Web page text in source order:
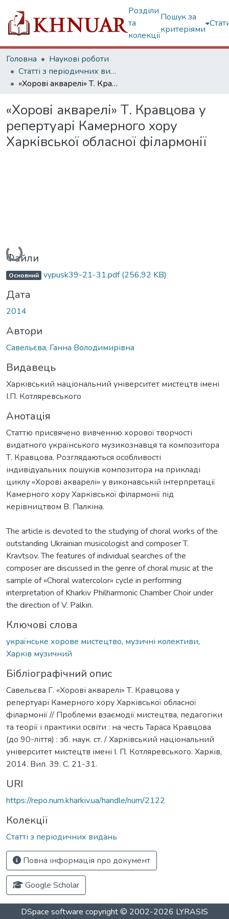
Розділи
та
колекції
Пошук за
критеріями
Головна
Наукові роботи
Статті з періодичних видань
«Хорові акварелі» Т. Кравцова у репертуарі Камерного хору Харківської обласної філармонії
«Хорові акварелі» Т. Кравцова у
репертуарі Камерного хору
Харківської обласної філармонії
Вантажиться...
Файли
Основний vypusk39-21-31.pdf(256,92 KB)
Дата
2014
Автори
Савельєва, Ганна Володимирівна
Видавець
Харківський національний університет мистецтв імені
І.П. Котляревського
Анотація
Статтю присвячено вивченню хорової творчості
видатного українського музикознавця та композитора
Т. Кравцова. Розглядаються особливості
індивідуальних пошуків композитора на прикладі
циклу «Хорові акварелі» у виконавській інтерпретації
Камерного хору Харківської філармонії під
керівництвом В. Палкіна.
The article is devoted to the studying of choral works of the
outstanding Ukrainian musicologist and composer T.
Kravtsov. The features of individual searches of the
composer are discussed in the genre of choral music at the
sample of «Choral watercolor» cycle in performing
interpretation of Kharkiv Philharmonic Chamber Choir under
the direction of V. Palkin.
Ключові слова
українське хорове мистецтво, музичні колективи,
Харків музичний
Бібліографічний опис
Савельєва Г. «Хорові акварелі» Т. Кравцова у
репертуарі Камерного хору Харківської обласної
філармонії // Проблеми взаємодії мистецтва, педагогіки
та теорії і практики освіти : на честь Тараса Кравцова
(до 90-ліття) : зб. наук. ст. / Харківський національний
університет мистецтв імені І. П. Котляревського. Харків,
2014. Вип. 39. С. 21-31.
URI
https://repo.num.kharkiv.ua/handle/num/2122
Колекції
Статті з періодичних видань
Повна інформація про документ
Google Scholar
DSpace software copyright © 2002-2026 LYRASIS